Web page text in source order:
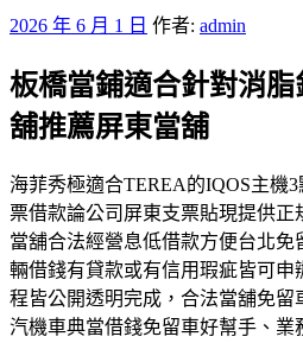
發
於
2026 年 6 月 1 日 作者: admin
板橋當鋪適合針對消
舖推薦屏東當舖
海菲秀極適合TEREA的IQOS主機
票借款論公司屏東支票貼現提供
當舖合法經營息低借款方便台北
輛借錢有貸款或有信用瑕疵皆可申
程皆公開透明完成，合法當舖免留
汽機車典當借錢免留車好幫手、